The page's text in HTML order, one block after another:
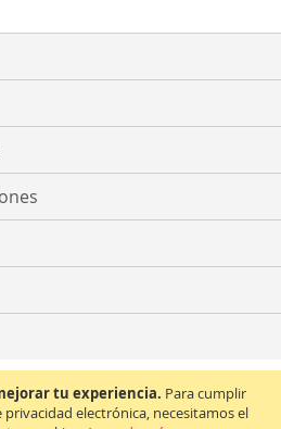
tu experiencia. Para cumplir
electrónica, necesitamos el